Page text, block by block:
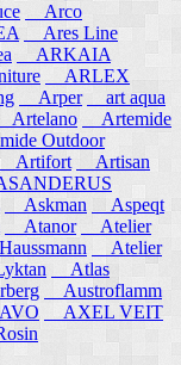
Arco
Ares Line
ARKAIA
ARLEX
Arper
art aqua
Artelano
Artemide
Outdoor
Artisan
Askman
Aspeqt
Atanor
Atelier
Atelier
Atlas
Austroflamm
AXEL VEIT